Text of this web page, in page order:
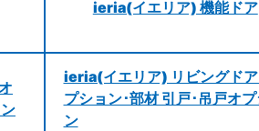
ieria(イエリア) 機能ドア
ieria(イエリア) リビングドア
プション･部材 引戸･吊戸オプ
ン